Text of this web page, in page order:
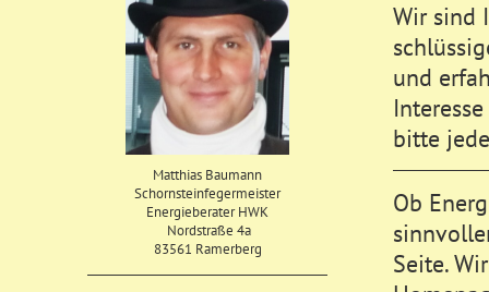
Matthias Baumann
Schornsteinfegermeister
Energieberater HWK
Nordstraße 4a
83561 Ramerberg
Wir sind
und
bitte
Ob
Seite.